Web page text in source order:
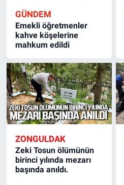
GÜNDEM
Emekli öğretmenler
kahve köşelerine
mahkum edildi
ZONGULDAK
Zeki Tosun ölümünün
birinci yılında mezarı
başında anıldı.